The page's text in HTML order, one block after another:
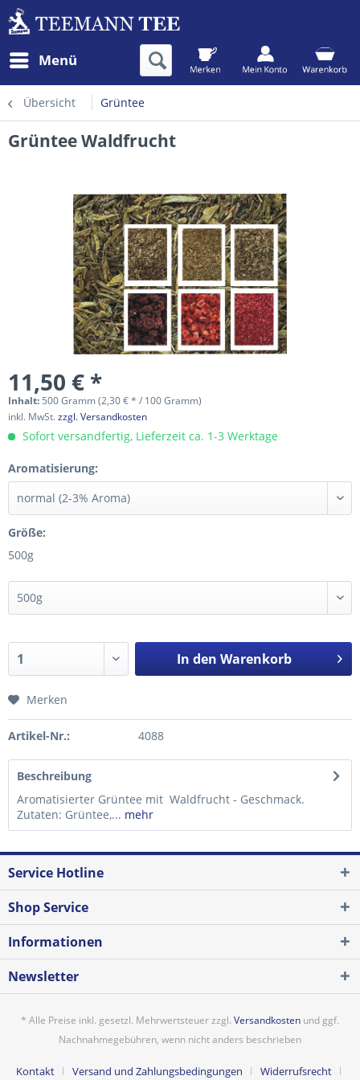
Menü
Übersicht Grüntee
Grüntee Waldfrucht
11,50 € *
Inhalt: 500 Gramm (2,30 € * / 100 Gramm)
inkl. MwSt.zzgl. Versandkosten
Sofort versandfertig, Lieferzeit ca. 1-3 Werktage
Aromatisierung:
Größe:
500g
In den Warenkorb
Merken
Artikel-Nr.: 4088
Beschreibung
Aromatisierter Grüntee mit Waldfrucht - Geschmack.
Zutaten: Grüntee,... mehr
Service Hotline
Shop Service
Informationen
Newsletter
* Alle Preise inkl. gesetzl. Mehrwertsteuer zzgl. Versandkosten und ggf.
Nachnahmegebühren, wenn nicht anders beschrieben
Kontakt Versand und Zahlungsbedingungen Widerrufsrecht